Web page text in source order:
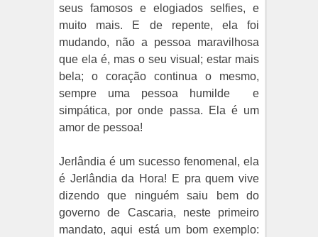
seus famosos e elogiados selfies, e
muito mais. E de repente, ela foi
mudando, não a pessoa maravilhosa
que ela é, mas o seu visual; estar mais
bela; o coração continua o mesmo,
sempre uma pessoa humilde e
simpática, por onde passa. Ela é um
amor de pessoa!
Jerlândia é um sucesso fenomenal, ela
é Jerlândia da Hora! E pra quem vive
dizendo que ninguém saiu bem do
governo de Cascaria, neste primeiro
mandato, aqui está um bom exemplo: